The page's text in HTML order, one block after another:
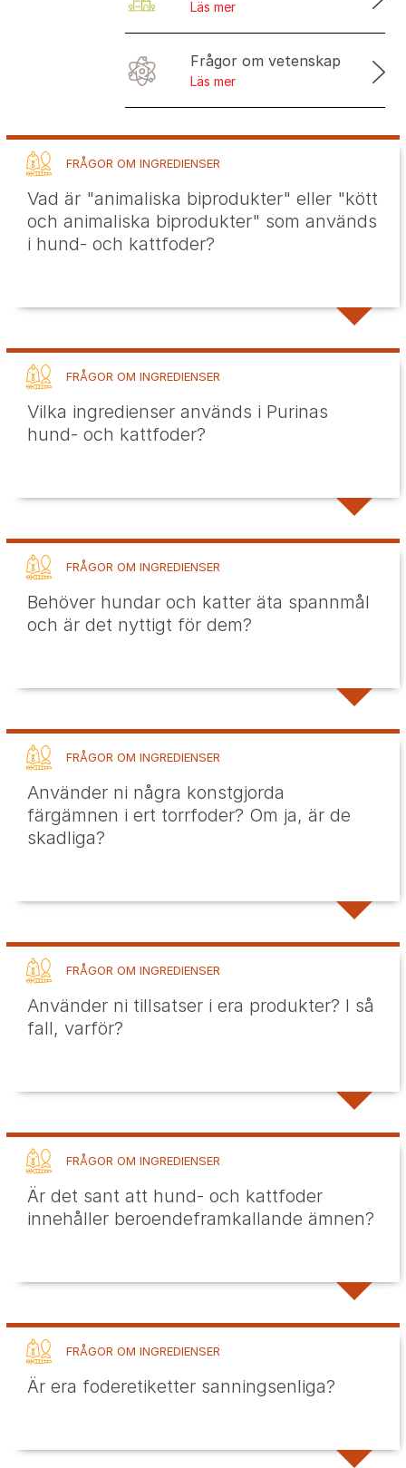
Läs mer
Frågor om vetenskap
Läs mer
FRÅGOR OM INGREDIENSER
Vad är "animaliska biprodukter" eller "kött
och animaliska biprodukter" som används
i hund- och kattfoder?
FRÅGOR OM INGREDIENSER
Vilka ingredienser används i Purinas
hund- och kattfoder?
FRÅGOR OM INGREDIENSER
Behöver hundar och katter äta spannmål
och är det nyttigt för dem?
FRÅGOR OM INGREDIENSER
Använder ni några konstgjorda
färgämnen i ert torrfoder? Om ja, är de
skadliga?
FRÅGOR OM INGREDIENSER
Använder ni tillsatser i era produkter? I så
fall, varför?
FRÅGOR OM INGREDIENSER
Är det sant att hund- och kattfoder
innehåller beroendeframkallande ämnen?
FRÅGOR OM INGREDIENSER
Är era foderetiketter sanningsenliga?